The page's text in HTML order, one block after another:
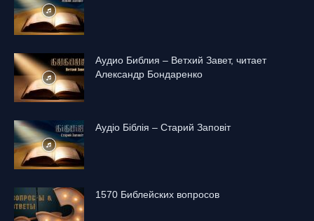
Аудио Библия – Ветхий Завет, читает
Александр Бондаренко
Аудіо Біблія – Старий Заповіт
1570 Библейских вопросов